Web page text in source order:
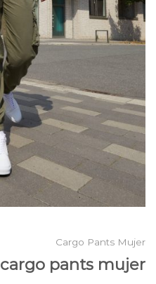
Cargo Pants Mujer
cargo pants mujer